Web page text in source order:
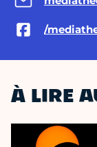
/
À LIRE